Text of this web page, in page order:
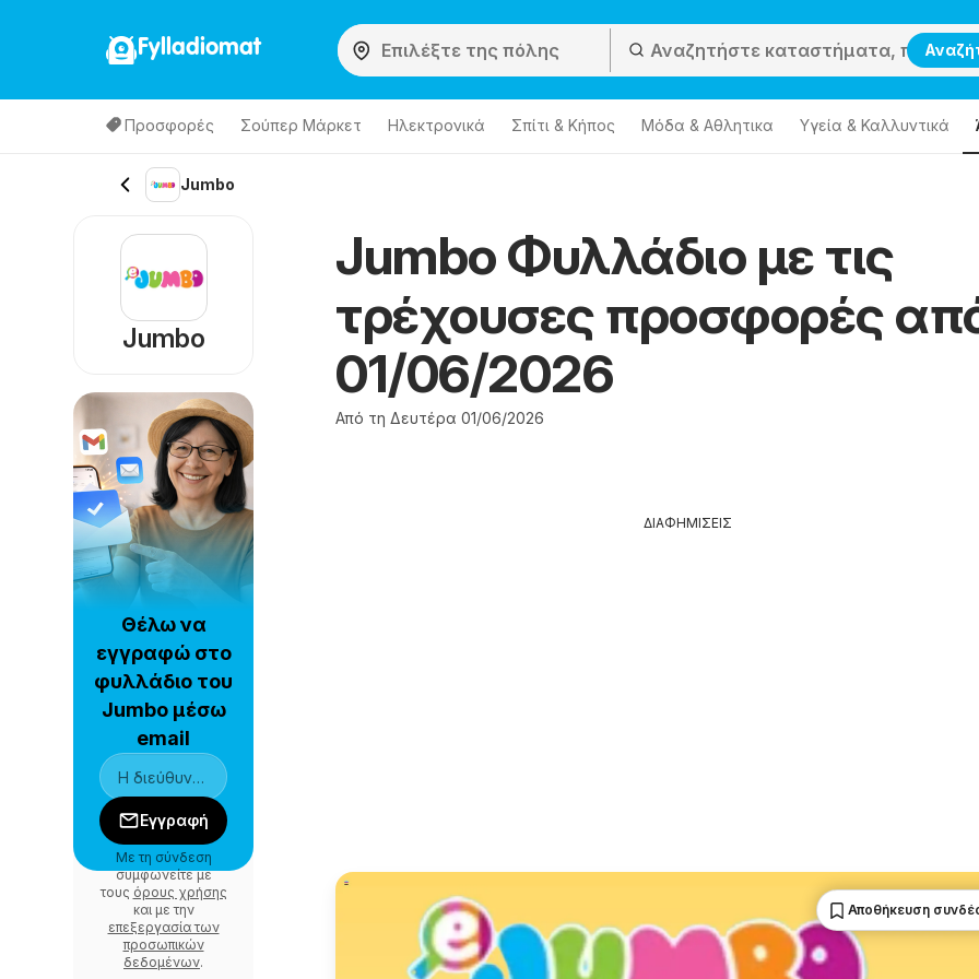
Fylladiomat
Προσφορές Σούπερ Μάρκετ Hλεκτρονικά Σπίτι & Κήπος Μόδα & Aθλητικα Υγεία & Καλλυντικά
Jumbo
Jumbo Φυλλάδιο με τις
τρέχουσες προσφορές
01/06/2026
Από τη Δευτέρα 01/06/2026
ΔΙΑΦΗΜΙΣΕΙΣ
Αποθήκευση
Jumbo
Θέλω να
εγγραφώ στο
φυλλάδιο του
Jumbo μέσω
email
Εγγραφή
Με τη σύνδεση
συμφωνείτε με
τους όρους χρήσης
και με την
επεξεργασία των
προσωπικών
δεδομένων.